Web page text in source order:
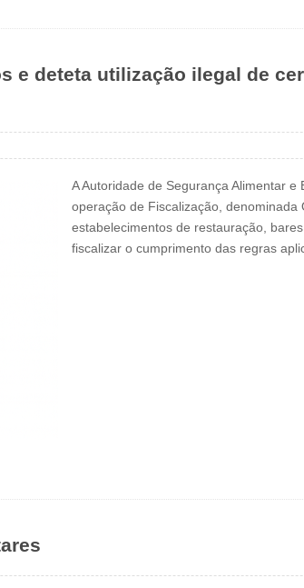
e deteta utilização ilegal de
A Autoridade de Segurança Alimentar
operação de Fiscalização,
estabelecimentos de restauração,
fiscalizar o cumprimento das regras